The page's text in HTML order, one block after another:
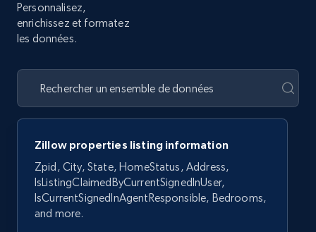
Personnalisez,
enrichissez et formatez
les données.
Zillow properties listing information
Zpid, City, State, HomeStatus, Address,
IsListingClaimedByCurrentSignedInUser,
IsCurrentSignedInAgentResponsible, Bedrooms,
and more.